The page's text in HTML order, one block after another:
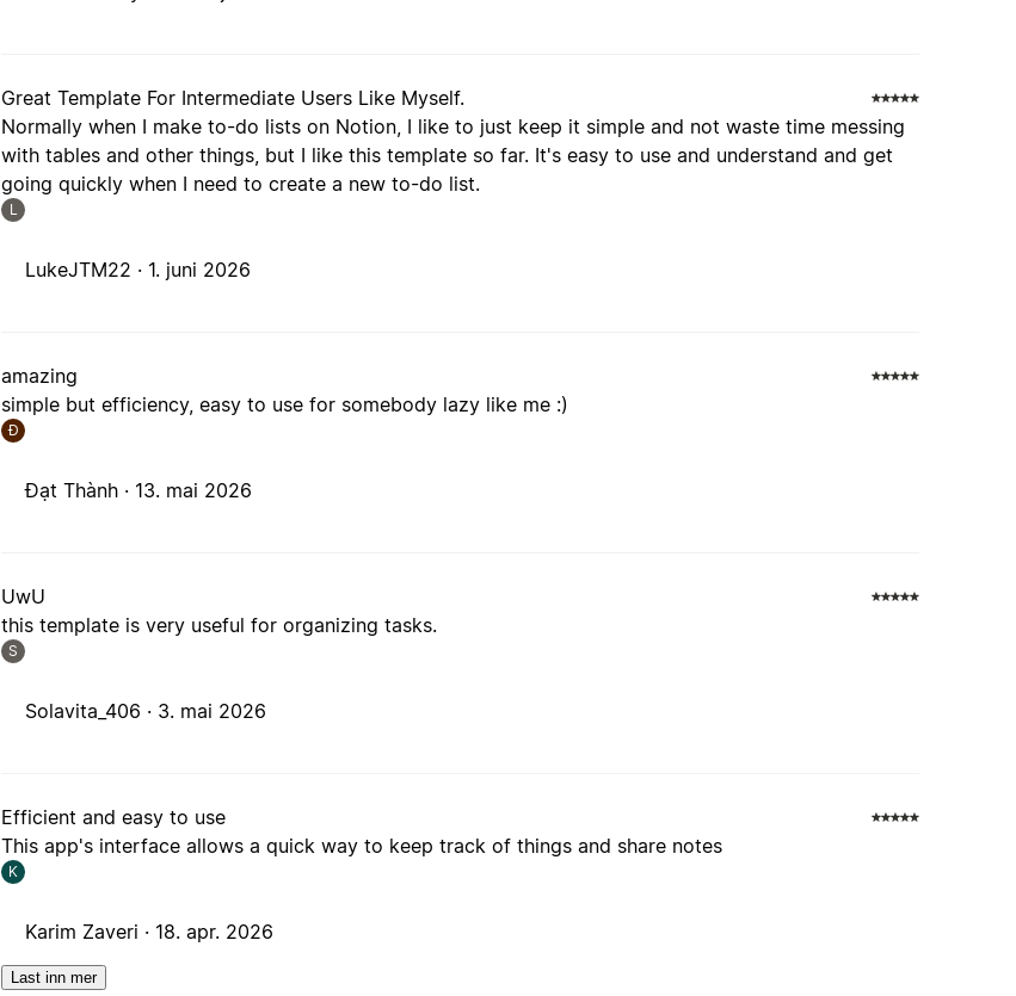
Great Template For Intermediate Users Like Myself.
Normally when I make to-do lists on Notion, I like to just keep it simple and not waste time messing
with tables and other things, but I like this template so far. It's easy to use and understand and get
going quickly when I need to create a new to-do list.
L
LukeJTM22 · 1. juni 2026
amazing
simple but efficiency, easy to use for somebody lazy like me :)
Đ
Đạt Thành · 13. mai 2026
UwU
this template is very useful for organizing tasks.
S
Solavita_406 · 3. mai 2026
Efficient and easy to use
This app's interface allows a quick way to keep track of things and share notes
K
Karim Zaveri · 18. apr. 2026
Last inn mer